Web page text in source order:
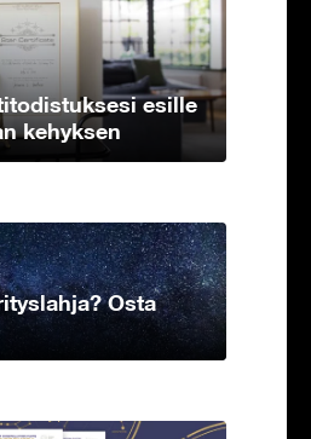
esille
kehyksen
Osta